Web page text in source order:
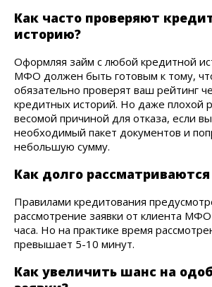
Как часто проверяют
историю?
Оформляя займ с любой кредитной
МФО должен быть готовым к тому,
обязательно проверят ваш рейтинг
кредитных историй. Но даже плохой
весомой причиной для отказа, если
необходимый пакет документов и
небольшую сумму.
Как долго рассматриваются
Правилами кредитования
рассмотрение заявки от клиента
часа. Но на практике время
превышает 5-10 минут.
Как увеличить шанс на